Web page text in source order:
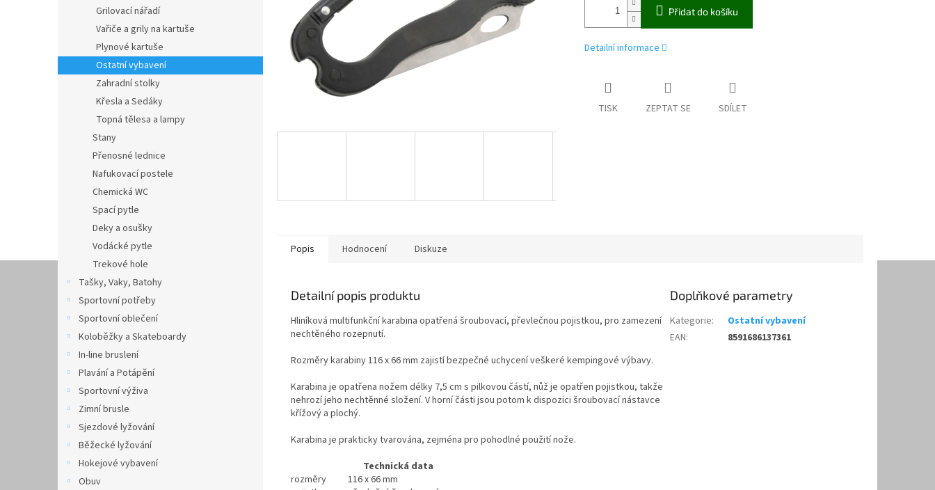
Grilovací nářadí
Vařiče a grily na kartuše
Plynové kartuše
Ostatní vybavení
Zahradní stolky
Křesla a Sedáky
Topná tělesa a lampy
Stany
Přenosné lednice
Nafukovací postele
Chemická WC
Spací pytle
Deky a osušky
Vodácké pytle
Trekové hole
Tašky, Vaky, Batohy
Sportovní potřeby
Sportovní oblečení
Koloběžky a Skateboardy
In-line bruslení
Plavání a Potápění
Sportovní výživa
Zimní brusle
Sjezdové lyžování
Běžecké lyžování
Hokejové vybavení
Obuv
Přidat do košíku
Detailní informace
TISK ZEPTAT SE SDÍLET
Popis Hodnocení Diskuze
Detailní popis produktu
Hliníková multifunkční karabina opatřená šroubovací, převlečnou pojistkou, pro zamezení
nechtěného rozepnutí.
Rozměry karabiny 116 x 66 mm zajistí bezpečné uchycení veškeré kempingové výbavy.
Karabina je opatřena nožem délky 7,5 cm s pilkovou částí, nůž je opatřen pojistkou, takže
nehrozí jeho nechtěnné složení. V horní části jsou potom k dispozici šroubovací nástavce
křížový a plochý.
Karabina je prakticky tvarována, zejména pro pohodlné použití nože.
Technická data
rozměry
116 x 66 mm
Doplňkové parametry
Kategorie:
Ostatní vybavení
EAN: 8591686137361